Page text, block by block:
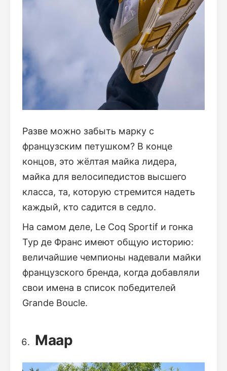
Разве можно забыть марку с
французским петушком? В конце
концов, это жёлтая майка лидера,
майка для велосипедистов высшего
класса, та, которую стремится надеть
каждый, кто садится в седло.
На самом деле, Le Coq Sportif и гонка
Тур де Франс имеют общую историю:
величайшие чемпионы надевали майки
французского бренда, когда добавляли
свои имена в список победителей
Grande Boucle.
Maap